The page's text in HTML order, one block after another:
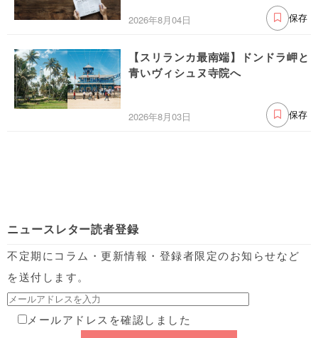
2026年8月04日 保存
【スリランカ最南端】ドンドラ岬と
青いヴィシュヌ寺院へ
2026年8月03日 保存
ニュースレター読者登録
不定期にコラム・更新情報・登録者限定のお知らせなど
を送付します。
メールアドレスを確認しました